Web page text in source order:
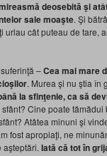
deosebită şi
sale moaşte. Şi
cât puteau de tare,
–Cea mai mare
. Murea şi nu ştia în
la sfinţenie, ca să
Cine poate
Atâtea minuni şi
fost apropiaţi, ne
aşteptări. Iată că tot în